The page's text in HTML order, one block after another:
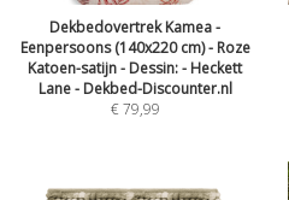
Dekbedovertrek Kamea -
Eenpersoons (140x220 cm) - Roze
Katoen-satijn - Dessin: - Heckett
Lane - Dekbed-Discounter.nl
€79,99